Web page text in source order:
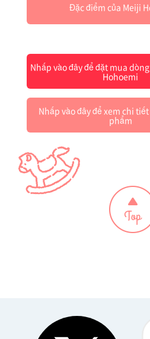
Đặc điểm của Meiji
Nhấp vào đây để đặt mua
Hohoemi
Nhấp vào đây để xem chi
phẩm